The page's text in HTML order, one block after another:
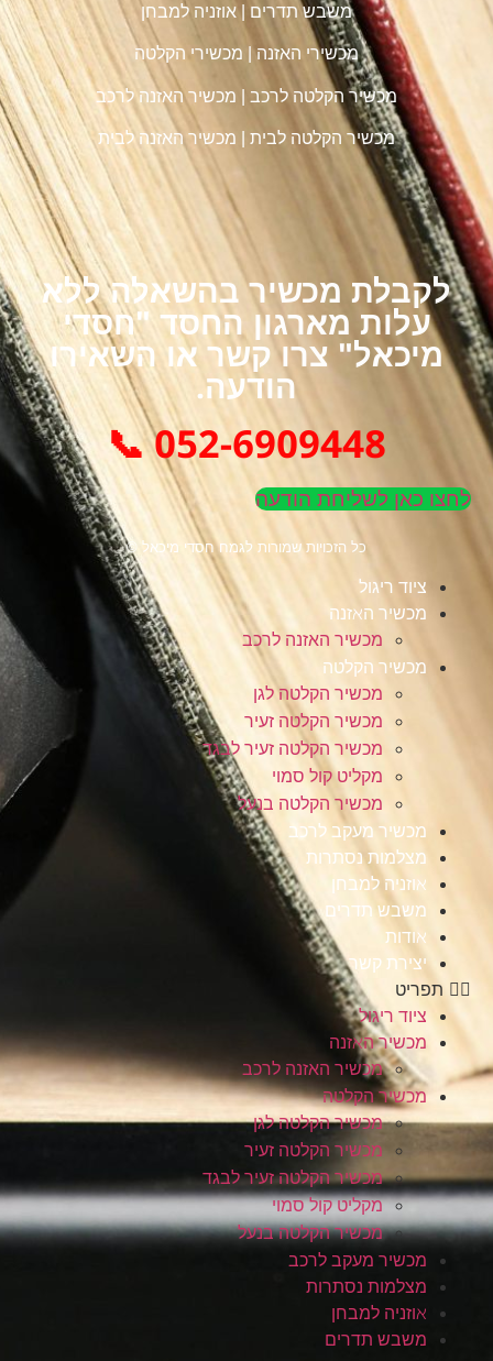
משבש תדרים |אוזניה למבחן
מכשירי האזנה| מכשירי הקלטה
מכשיר הקלטה לרכב מכשיר האזנה לרכב
מכשיר הקלטה לבית מכשיר האזנה לבית
לקבלת מכשיר בהשאלה ללא
עלות מארגון החסד "חסדי
מיכאל" צרו קשר או השאירו
הודעה.
052-6909448 📞
לחצו כאן לשליחת הודעה
כל הזכויות שמורות לגמח חסדי מיכאל ©
ציוד ריגול
מכשיר האזנה
מכשיר האזנה לרכב
מכשיר הקלטה
מכשיר הקלטה לגן
מכשיר הקלטה זעיר
מכשיר הקלטה זעיר לבגד
מקליט קול סמוי
מכשיר הקלטה בנעל
מכשיר מעקב לרכב
מצלמות נסתרות
אוזניה למבחן
משבש תדרים
אודות
יצירת קשר
תפריט
ציוד ריגול
מכשיר האזנה
מכשיר האזנה לרכב
מכשיר הקלטה
מכשיר הקלטה לגן
מכשיר הקלטה זעיר
מכשיר הקלטה זעיר לבגד
מקליט קול סמוי
מכשיר הקלטה בנעל
מכשיר מעקב לרכב
מצלמות נסתרות
אוזניה למבחן
משבש תדרים